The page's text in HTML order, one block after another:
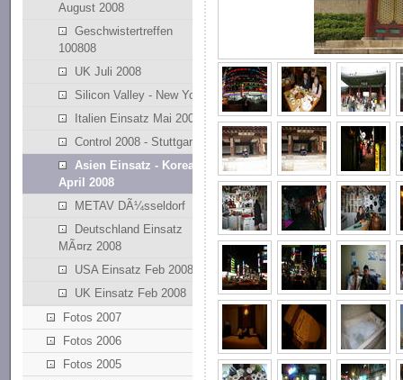
August 2008
Geschwistertreffen
100808
UK Juli 2008
Silicon Valley - New York
Italien Einsatz Mai 2008
Control 2008 - Stuttgart
Asien Einsatz - Korean
April 2008
METAV DÃ¼sseldorf
Deutschland Einsatz
MÃ¤rz 2008
USA Einsatz Feb 2008
UK Einsatz Feb 2008
Fotos 2007
Fotos 2006
Fotos 2005